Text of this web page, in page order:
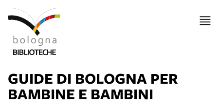
GUIDE DI BOLOGNA PER
BAMBINE E BAMBINI